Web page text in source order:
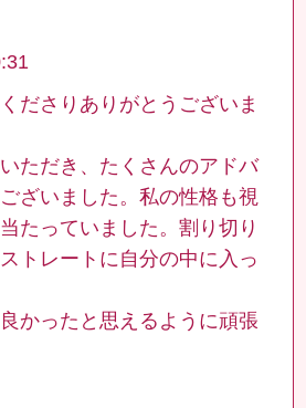
ださりありがとうございま
ただき、たくさんのアドバ
ざいました。私の性格も視
たっていました。割り切り
トレートに自分の中に入っ
かったと思えるように頑張